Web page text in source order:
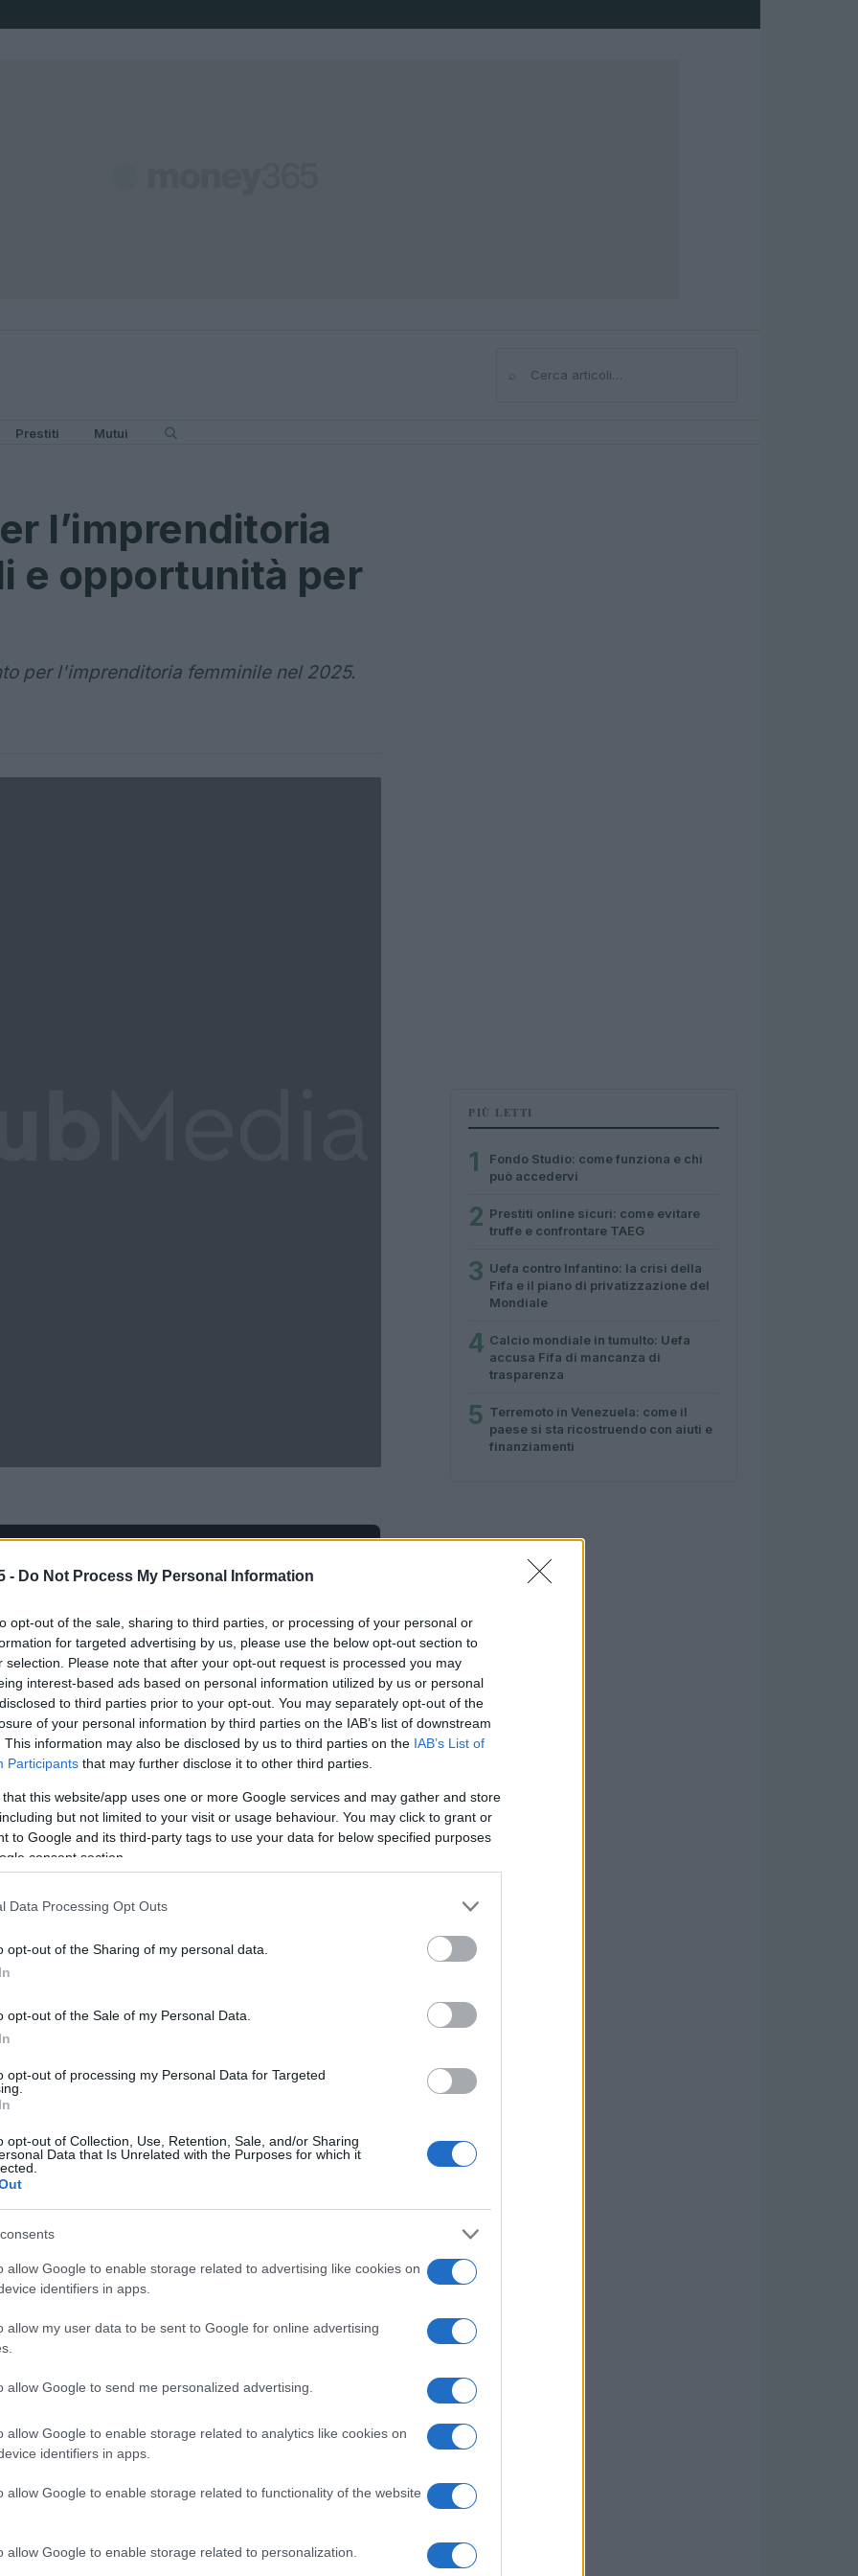
- Do Not Process My Personal Information
opt-out of the sale, sharing to third parties, or processing of your personal or
for targeted advertising by us, please use the below opt-out section to
selection. Please note that after your opt-out request is processed you may
interest-based ads based on personal information utilized by us or personal
to third parties prior to your opt-out. You may separately opt-out of the
of your personal information by third parties on the IAB’s list of downstream
This information may also be disclosed by us to third parties on the IAB’s List of
Participants that may further disclose it to other third parties.
that this website/app uses one or more Google services and may gather and store
but not limited to your visit or usage behaviour. You may click to grant or
to Google and its third-party tags to use your data for below specified purposes
consent section.
Data Processing Opt Outs
opt-out of the Sharing of my personal data.
opt-out of the Sale of my Personal Data.
opt-out of processing my Personal Data for Targeted
opt-out of Collection, Use, Retention, Sale, and/or Sharing
Data that Is Unrelated with the Purposes for which it
allow Google to enable storage related to advertising like cookies on
identifiers in apps.
allow my user data to be sent to Google for online advertising
allow Google to send me personalized advertising.
allow Google to enable storage related to analytics like cookies on
identifiers in apps.
allow Google to enable storage related to functionality of the website
allow Google to enable storage related to personalization.
⌕Cerca
Prestiti Mutui
l’imprenditoria
e opportunità per
per l'imprenditoria femminile nel 2025.
una minoranza, rappresentando solo il 22%
la creazione e lo sviluppo di nuove
vari bandi di finanziamento. Questi
mirano a supportare le iniziative
promosse dal Piano Nazionale di Ripresa
i bandi attivi per l’imprenditoria
requisiti e caratteristiche principali.
all’occupazione femminile
di euro destinato a progetti che
particolare, il 40% di questi fondi è stato
Italia, tra cui Abruzzo, Calabria, Campania,
Impresa Femminile è uno degli strumenti
da donne. Questo fondo offre prestiti a
delle spese ammissibili, per incentivare la
di quelle già esistenti.
PIÙ LETTI
1
Fondo Studio: come funziona e chi
può accedervi
2 Prestiti online sicuri: come evitare
truffe e confrontare TAEG
3 Uefa contro Infantino: la crisi della
Fifa e il piano di privatizzazione del
Mondiale
4 Calcio mondiale in tumulto: Uefa
accusa Fifa di mancanza di
trasparenza
5 Terremoto in Venezuela: come il
paese si sta ricostruendo con aiuti e
finanziamenti